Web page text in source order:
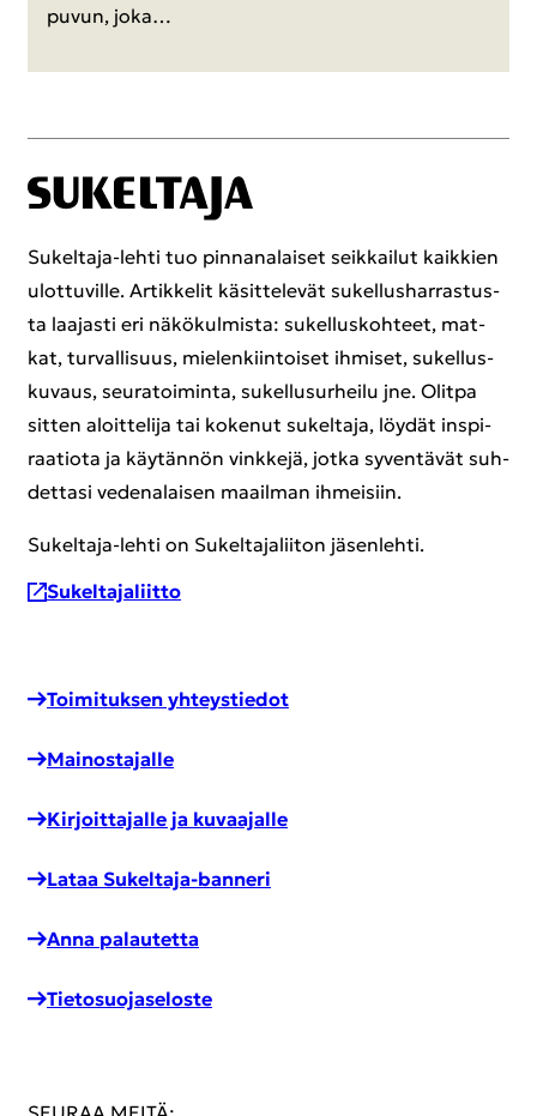
puvun, joka…
Sukeltaja-​lehti tuo pin­na­na­lai­set seik­kai­lut kaik­kien
ulot­tu­vil­le. Ar­tik­ke­lit kä­sit­te­le­vät su­kel­lus­har­ras­tus­
ta laa­jas­ti eri nä­kö­kul­mis­ta: su­kel­lus­koh­teet, mat­
kat, tur­val­li­suus, mie­len­kiin­toi­set ih­mi­set, su­kel­lus­
ku­vaus, seu­ra­toi­min­ta, su­kel­lusur­hei­lu jne. Olit­pa
sit­ten aloit­te­li­ja tai ko­ke­nut su­kel­ta­ja, löy­dät ins­pi­
raa­tio­ta ja käy­tän­nön vink­ke­jä, jotka sy­ven­tä­vät suh­
det­ta­si ve­de­na­lai­sen maa­il­man ih­mei­siin.
Sukeltaja-​lehti on Su­kel­ta­ja­lii­ton jä­sen­leh­ti.
Su­kel­ta­ja­liit­to
Toi­mi­tuk­sen yh­teys­tie­dot
Mai­nos­ta­jal­le
Kir­joit­ta­jal­le ja ku­vaa­jal­le
Lataa Sukeltaja-​banneri
Anna pa­lau­tet­ta
Tie­to­suo­ja­se­los­te